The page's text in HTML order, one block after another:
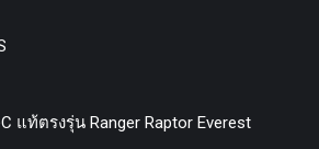
แท้ตรงรุ่น Ranger Raptor Everest